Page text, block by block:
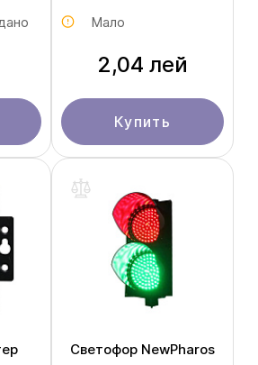
Мало
2,04 лей
Купить
Светофор NewPharos